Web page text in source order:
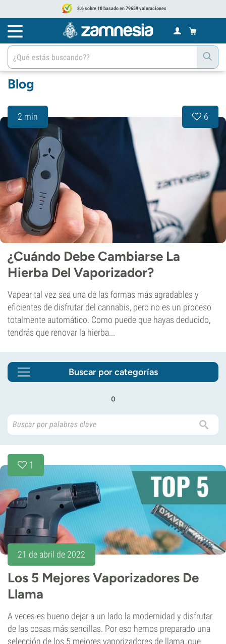
8.6 sobre 10 basado en 79659 valoraciones
Blog
2 min 6
¿Cuándo Debe Cambiarse La
Hierba Del Vaporizador?
Vapear tal vez sea una de las formas más agradables y
eficientes de disfrutar del cannabis, pero no es un proceso
totalmente automático. Como puede que hayas deducido,
tendrás que renovar la hierba...
Buscar por categorías
o
1
21 de abril de 2022
Los 5 Mejores Vaporizadores De
Llama
A veces es bueno dejar a un lado la modernidad y disfrutar
de las cosas más sencillas. Por eso hemos preparado una
selección de los 5 mejores vaporizadores de llama, que